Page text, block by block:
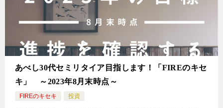
あべし30代セミリタイア目指します！「FIREのキセ
キ」 ～2023年8月末時点～
FIREのキセキ 投資